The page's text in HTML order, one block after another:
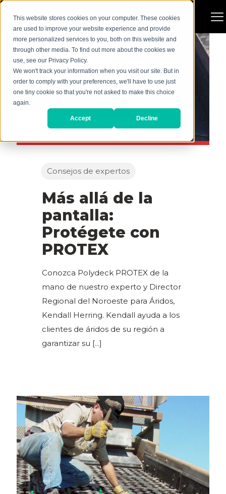
This website stores cookies on your computer. These cookies
are used to improve your website experience and provide
more personalized services to you, both on this website and
through other media. To find out more about the cookies we
use, see our Privacy Policy.
We won't track your information when you visit our site. But in
order to comply with your preferences, we'll have to use just
one tiny cookie so that you're not asked to make this choice
again.
Accept Decline
Consejos de expertos
Más allá de la
pantalla:
Protégete con
PROTEX
Conozca Polydeck PROTEX de la
mano de nuestro experto y Director
Regional del Noroeste para Áridos,
Kendall Herring. Kendall ayuda a los
clientes de áridos de su región a
garantizar su [...]